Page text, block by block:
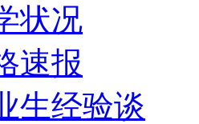
状况
速报
生经验谈